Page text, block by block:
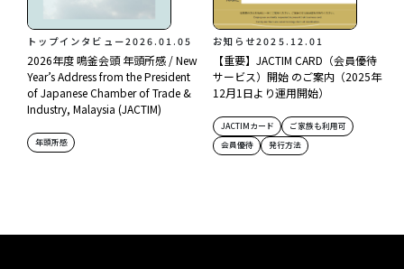
トップインタビュー2026.01.05
2026年度 鳴釜会頭 年頭所感 / New
Year’s Address from the President
of Japanese Chamber of Trade &
Industry, Malaysia (JACTIM)
年頭所感
お知らせ2025.12.01
【重要】JACTIM CARD（会員優待
サービス）開始 のご案内（2025年
12月1日より運用開始）
JACTIMカード
ご家族も利用可
会員優待
発行方法